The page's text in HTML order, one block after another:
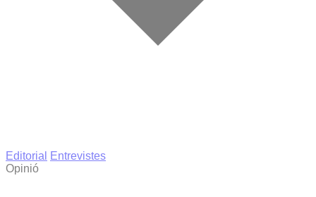
Editorial
Entrevistes
Opinió